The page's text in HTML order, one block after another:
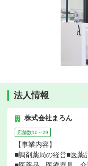
法人情報
株式会社まろん
店舗数10～29
【事業内容】
■調剤薬局の経営■医薬